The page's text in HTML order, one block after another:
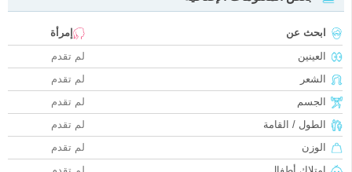
ابحث عن
إمرأة
العينين
لم تقدم
الشعر
لم تقدم
الجسم
لم تقدم
الطول / القامة
لم تقدم
الوزن
لم تقدم